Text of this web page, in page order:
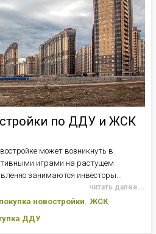
по ДДУ и ЖСК
может возникнуть в
играми на растущем
занимаются инвесторы...
читать далее...
покупка новостройки ЖСК
ДДУ